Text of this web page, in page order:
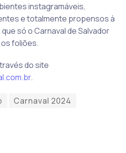
instagramáveis,
e totalmente propensos à
só o Carnaval de Salvador
foliões.
do site
.
Carnaval 2024